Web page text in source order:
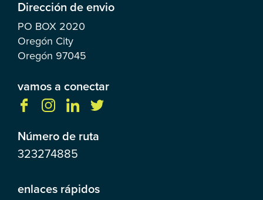
Dirección de envio
PO BOX 2020
Oregón City
Oregón 97045
vamos a conectar
Número de ruta
323274885
enlaces rápidos